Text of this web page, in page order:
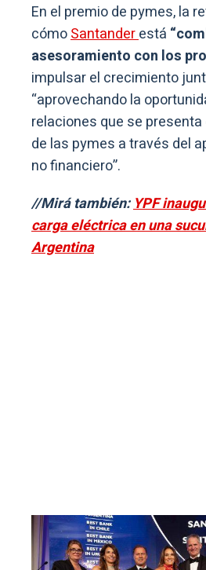
En el premio de pymes, la
cómoSantanderestá
asesoramiento con los
impulsar el crecimiento
“aprovechando la
relaciones que se
de las pymes a través del
no financiero”.
//Mirá también:YPF
carga eléctrica en una
Argentina